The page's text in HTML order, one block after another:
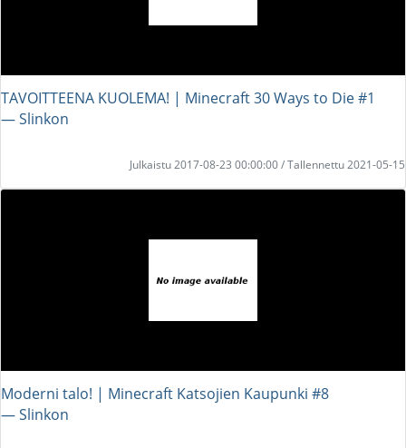
TAVOITTEENA KUOLEMA! | Minecraft 30 Ways to Die #1
― Slinkon
Julkaistu 2017-08-23 00:00:00 / Tallennettu 2021-05-15
Moderni talo! | Minecraft Katsojien Kaupunki #8
― Slinkon